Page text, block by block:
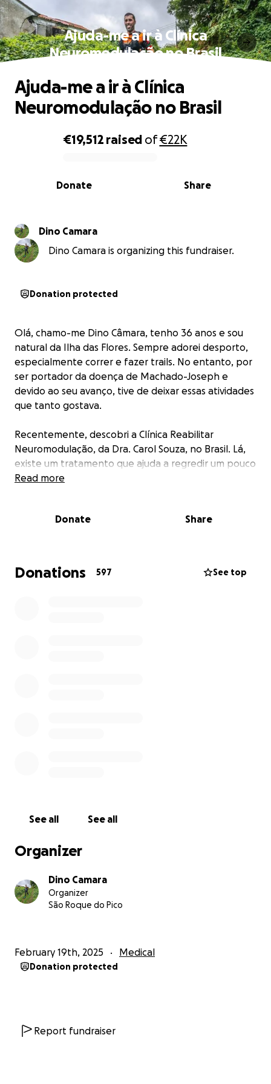
Ajuda-me a ir à Clínica
Neuromodulação no Brasil
0% complete
€19,512 raised of€22K
Share
Donate
Ajuda-me a ir à Clínica
Neuromodulação no Brasil
Dino Camara
Dino Camara is organizing this fundraiser.
Donation protected
Olá, chamo-me Dino Câmara, tenho 36 anos e sou
natural da Ilha das Flores. Sempre adorei desporto,
especialmente correr e fazer trails. No entanto, por
ser portador da doença de Machado-Joseph e
devido ao seu avanço, tive de deixar essas atividades
que tanto gostava.
Recentemente, descobri a Clínica Reabilitar
Neuromodulação, da Dra. Carol Souza, no Brasil. Lá,
existe um tratamento que ajuda a regredir um pouco
a minha doença, permitindo-me recuperar alguma
minha vida. Mesmo 1€ pode ser um passo rumo a
este tratamento.
Read more
Donate Share
Donations 597 See top
See all See all
Organizer
Dino Camara
Organizer
São Roque do Pico
February 19th, 2025 Medical
Donation protected
Report fundraiser